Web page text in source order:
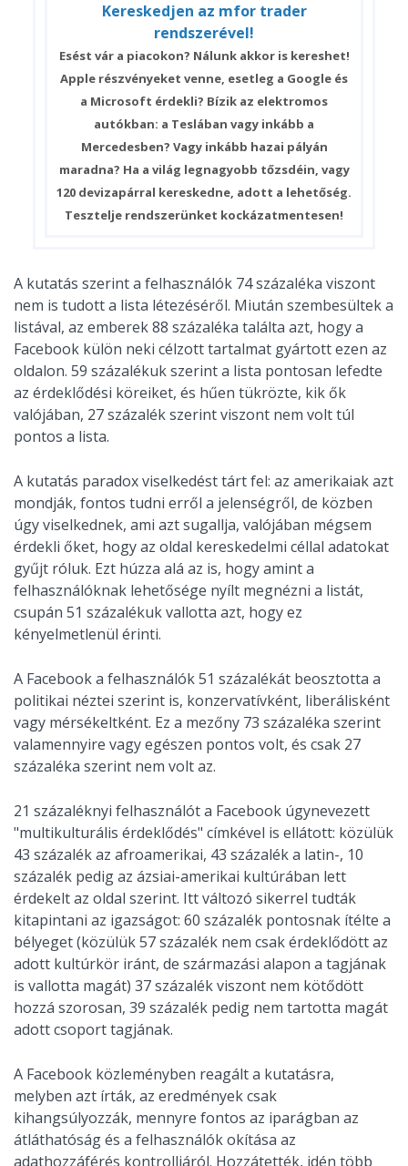
Kereskedjen az mfor trader
rendszerével!
Esést vár a piacokon? Nálunk akkor is kereshet!
Apple részvényeket venne, esetleg a Google és
a Microsoft érdekli? Bízik az elektromos
autókban: a Teslában vagy inkább a
Mercedesben? Vagy inkább hazai pályán
maradna? Ha a világ legnagyobb tőzsdéin, vagy
120 devizapárral kereskedne, adott a lehetőség.
Tesztelje rendszerünket kockázatmentesen!
A kutatás szerint a felhasználók 74 százaléka viszont
nem is tudott a lista létezéséről. Miután szembesültek a
listával, az emberek 88 százaléka találta azt, hogy a
Facebook külön neki célzott tartalmat gyártott ezen az
oldalon. 59 százalékuk szerint a lista pontosan lefedte
az érdeklődési köreiket, és hűen tükrözte, kik ők
valójában, 27 százalék szerint viszont nem volt túl
pontos a lista.
A kutatás paradox viselkedést tárt fel: az amerikaiak azt
mondják, fontos tudni erről a jelenségről, de közben
úgy viselkednek, ami azt sugallja, valójában mégsem
érdekli őket, hogy az oldal kereskedelmi céllal adatokat
gyűjt róluk. Ezt húzza alá az is, hogy amint a
felhasználóknak lehetősége nyílt megnézni a listát,
csupán 51 százalékuk vallotta azt, hogy ez
kényelmetlenül érinti.
A Facebook a felhasználók 51 százalékát beosztotta a
politikai néztei szerint is, konzervatívként, liberálisként
vagy mérsékeltként. Ez a mezőny 73 százaléka szerint
valamennyire vagy egészen pontos volt, és csak 27
százaléka szerint nem volt az.
21 százaléknyi felhasználót a Facebook úgynevezett
"multikulturális érdeklődés" címkével is ellátott: közülük
43 százalék az afroamerikai, 43 százalék a latin-, 10
százalék pedig az ázsiai-amerikai kultúrában lett
érdekelt az oldal szerint. Itt változó sikerrel tudták
kitapintani az igazságot: 60 százalék pontosnak ítélte a
bélyeget (közülük 57 százalék nem csak érdeklődött az
adott kultúrkör iránt, de származási alapon a tagjának
is vallotta magát) 37 százalék viszont nem kötődött
hozzá szorosan, 39 százalék pedig nem tartotta magát
adott csoport tagjának.
A Facebook közleményben reagált a kutatásra,
melyben azt írták, az eredmények csak
kihangsúlyozzák, mennyre fontos az iparágban az
átláthatóság és a felhasználók okítása az
adathozzáférés kontrolljáról. Hozzátették, idén több